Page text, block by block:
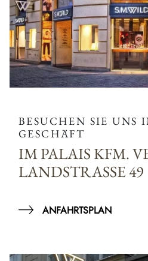
BESUCHEN SIE UNS
GESCHÄFT
IM PALAIS KFM.
LANDSTRASSE 49
ANFAHRTSPLAN